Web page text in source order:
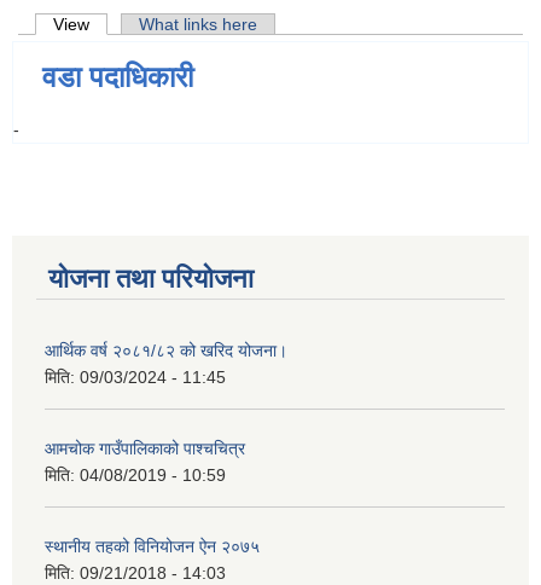
Primary tabs
View (active tab)What links here
वडा पदाधिकारी
-
योजना तथा परियोजना
आर्थिक वर्ष २०८१/८२ को खरिद योजना।
मिति: 09/03/2024 - 11:45
आमचोक गाउँपालिकाको पाश्चचित्र
मिति: 04/08/2019 - 10:59
स्थानीय तहको विनियोजन ऐन २०७५
मिति: 09/21/2018 - 14:03